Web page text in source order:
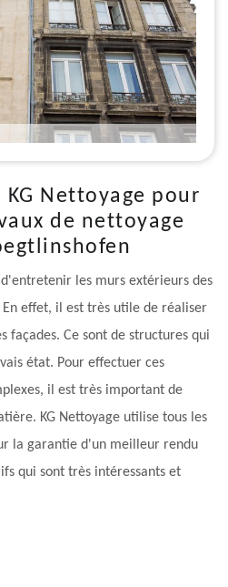
Nettoyage pour
de nettoyage
les murs extérieurs des
effet, il est très utile de réaliser
façades. Ce sont de structures qui
état. Pour effectuer ces
il est très important de
KG Nettoyage utilise tous les
la garantie d'un meilleur rendu
qui sont très intéressants et